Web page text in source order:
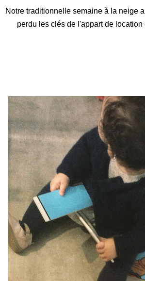
Notre traditionnelle semaine à la neige
perdu les clés de l'appart de